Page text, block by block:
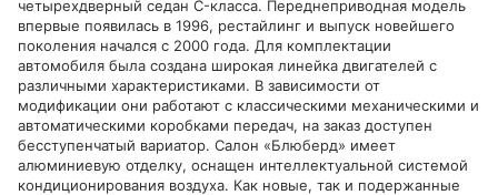
четырехдверный седан C-класса. Переднеприводная модель
впервые появилась в 1996, рестайлинг и выпуск новейшего
поколения начался с 2000 года. Для комплектации
автомобиля была создана широкая линейка двигателей с
различными характеристиками. В зависимости от
модификации они работают с классическими механическими и
автоматическими коробками передач, на заказ доступен
бесступенчатый вариатор. Салон «Блюберд» имеет
алюминиевую отделку, оснащен интеллектуальной системой
кондиционирования воздуха. Как новые, так и подержанные